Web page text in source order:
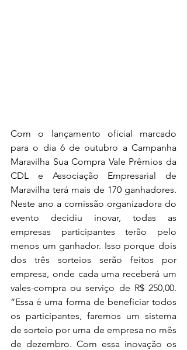
Com o lançamento oficial marcado
para o dia 6 de outubro a Campanha
Maravilha Sua Compra Vale Prêmios da
CDL e Associação Empresarial de
Maravilha terá mais de 170 ganhadores.
Neste ano a comissão organizadora do
evento decidiu inovar, todas as
empresas participantes terão pelo
menos um ganhador. Isso porque dois
dos três sorteios serão feitos por
empresa, onde cada uma receberá um
vales-compra ou serviço de R$ 250,00.
“Essa é uma forma de beneficiar todos
os participantes, faremos um sistema
de sorteio por urna de empresa no mês
de dezembro. Com essa inovação os